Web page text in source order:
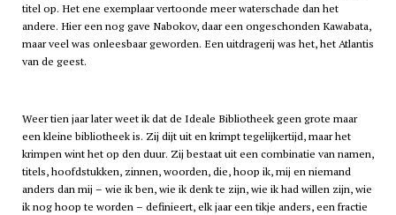
titel op. Het ene exemplaar vertoonde meer waterschade dan het
andere. Hier een nog gave Nabokov, daar een ongeschonden Kawabata,
maar veel was onleesbaar geworden. Een uitdragerij was het, het Atlantis
van de geest.
Weer tien jaar later weet ik dat de Ideale Bibliotheek geen grote maar
een kleine bibliotheek is. Zij dijt uit en krimpt tegelijkertijd, maar het
krimpen wint het op den duur. Zij bestaat uit een combinatie van namen,
titels, hoofdstukken, zinnen, woorden, die, hoop ik, mij en niemand
anders dan mij – wie ik ben, wie ik denk te zijn, wie ik had willen zijn, wie
ik nog hoop te worden – definieert, elk jaar een tikje anders, een fractie